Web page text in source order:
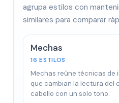
agrupa estilos con
similares para comparar
Mechas
16 ESTILOS
Mechas reúne técnicas de
que cambian la lectura del
cabello con un solo tono.